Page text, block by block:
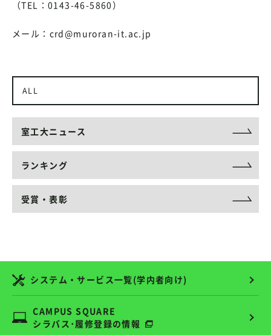
（TEL：0143-46-5860）
メール：crd@muroran-it.ac.jp
ALL
室工大ニュース
ランキング
受賞・表彰
システム・サービス一覧(学内者向け)
CAMPUS SQUARE
シラバス･履修登録の情報